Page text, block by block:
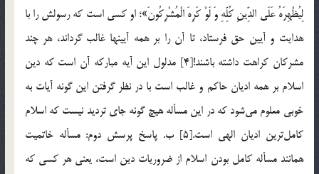
لِيُظْهِرَهُ عَلَى الدِّينِ كُلِّهِ وَ لَوْ كَرِهَ الْمُشْرِكُونَ»؛ او كسى است كه رسولش را با
هدايت و آيين حق فرستاد، تا آن را بر همه آيين‏ها غالب گرداند، هر چند
مشركان كراهت داشته باشند![4] مدلول اين آيه مباركه آن است كه دين
اسلام بر همه اديان حاكم و غالب است با در نظر گرفتن اين گونه آيات به
خوبي معلوم مي‌شود كه در اين مسأله هيچ گونه جاي ترديد نيست كه اسلام
كامل‌ترين اديان الهي است.[5] ب. پاسخ پرسش دوم: مسأله خاتميت
همانند مسأله كامل بودن اسلام از ضروريات دين است، يعني هر كسي كه